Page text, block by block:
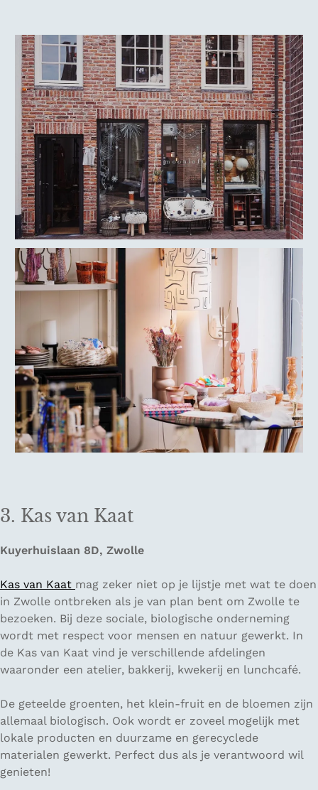
3. Kas van Kaat
Kuyerhuislaan 8D, Zwolle
Kas van Kaat mag zeker niet op je lijstje met wat te doen
in Zwolle ontbreken als je van plan bent om Zwolle te
bezoeken. Bij deze sociale, biologische onderneming
wordt met respect voor mensen en natuur gewerkt. In
de Kas van Kaat vind je verschillende afdelingen
waaronder een atelier, bakkerij, kwekerij en lunchcafé.
De geteelde groenten, het klein-fruit en de bloemen zijn
allemaal biologisch. Ook wordt er zoveel mogelijk met
lokale producten en duurzame en gerecyclede
materialen gewerkt. Perfect dus als je verantwoord wil
genieten!